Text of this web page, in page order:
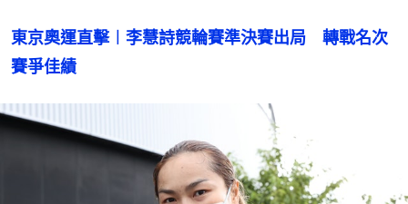
東京奧運直擊︱李慧詩競輪賽準決賽出局　轉戰名次
賽爭佳績